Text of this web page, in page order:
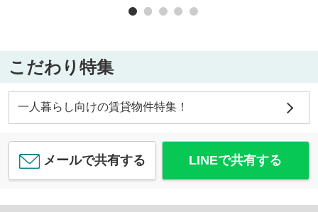
こだわり特集
一人暮らし向けの賃貸物件特集！
メールで共有する LINEで共有する